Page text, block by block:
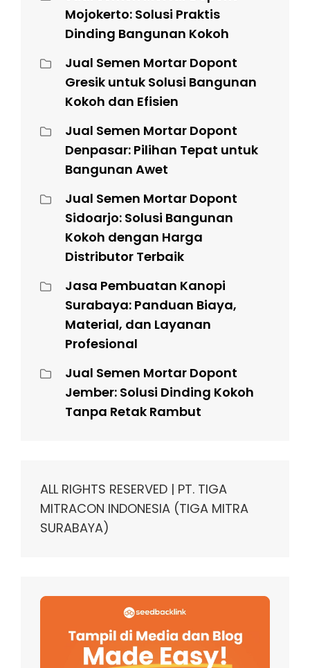
Mojokerto: Solusi Praktis
Dinding Bangunan Kokoh
Jual Semen Mortar Dopont
Gresik untuk Solusi Bangunan
Kokoh dan Efisien
Jual Semen Mortar Dopont
Denpasar: Pilihan Tepat untuk
Bangunan Awet
Jual Semen Mortar Dopont
Sidoarjo: Solusi Bangunan
Kokoh dengan Harga
Distributor Terbaik
Jasa Pembuatan Kanopi
Surabaya: Panduan Biaya,
Material, dan Layanan
Profesional
Jual Semen Mortar Dopont
Jember: Solusi Dinding Kokoh
Tanpa Retak Rambut
ALL RIGHTS RESERVED | PT. TIGA
MITRACON INDONESIA (TIGA MITRA
SURABAYA)